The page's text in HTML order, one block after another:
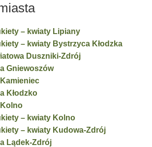
– kwiaty Lipiany
– kwiaty Bystrzyca Kłodzka
Duszniki-Zdrój
Gniewoszów
Kłodzko
– kwiaty Kolno
– kwiaty Kudowa-Zdrój
Lądek-Zdrój